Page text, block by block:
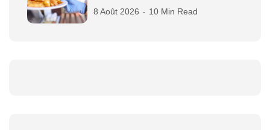
8 Août 2026 10 Min Read